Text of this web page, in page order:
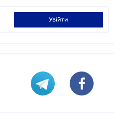
увійти